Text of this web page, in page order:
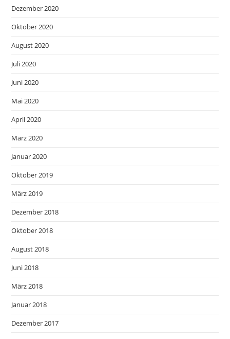
Dezember 2020
Oktober 2020
August 2020
Juli 2020
Juni 2020
Mai 2020
April 2020
März 2020
Januar 2020
Oktober 2019
März 2019
Dezember 2018
Oktober 2018
August 2018
Juni 2018
März 2018
Januar 2018
Dezember 2017